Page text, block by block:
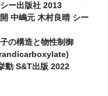
ー出版社 2013
中嶋元 木村良晴 シー
の構造と物性制御
動 S&T出版 2022